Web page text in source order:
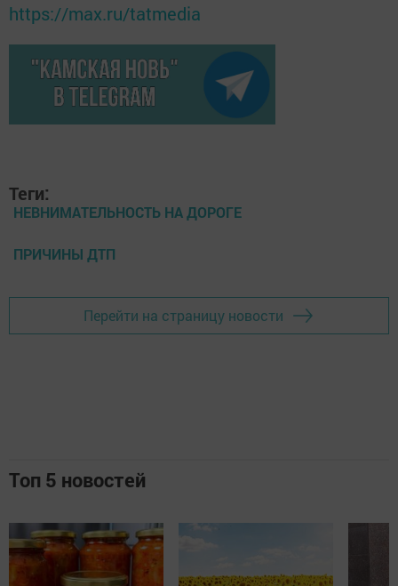
https://max.ru/tatmedia
Теги:
НЕВНИМАТЕЛЬНОСТЬ НА ДОРОГЕ
ПРИЧИНЫ ДТП
Перейти на страницу новости
Топ 5 новостей